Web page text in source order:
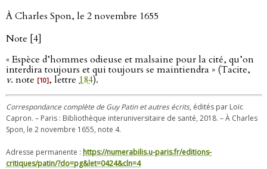
À Charles Spon, le 2 novembre 1655
Note [4]
« Espèce d’hommes odieuse et malsaine pour la cité, qu’on
interdira toujours et qui toujours se maintiendra » (Tacite,
v. note [10], lettre 184).
Correspondance complète de Guy Patin et autres écrits, édités par Loïc
Capron. – Paris : Bibliothèque interuniversitaire de santé, 2018. – À Charles
Spon, le 2 novembre 1655, note 4.
Adresse permanente : https://numerabilis.u-paris.fr/editions-
critiques/patin/?do=pg&let=0424&cln=4